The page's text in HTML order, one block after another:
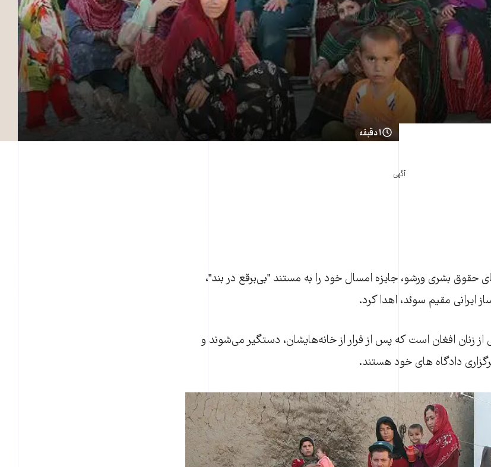
۱ دقیقه
آگهی
حقوق بشری ورشو، جایزه امسال خود را به مستند "بی‌برقع در بند"،
ایرانی مقیم سوئد، اهدا کرد.
از زنان افغان است که پس از فرار از خانه‌هایشان، دستگیر می‌شوند و
دادگا‌ه های خود هستند.